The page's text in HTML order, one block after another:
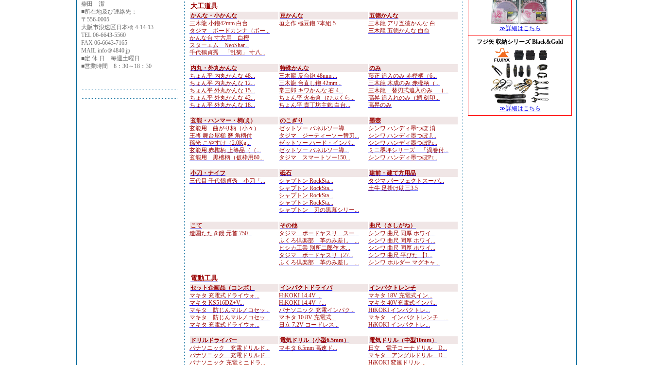
柴田 潔
■所在地及び連絡先：
〒556-0005
大阪市浪速区日本橋 4-14-13
TEL 06-6643-5560
FAX 06-6643-7165
MAIL info＠4840.jp
■定 休 日 毎週土曜日
■営業時間 8：30～18：30
大工道具
かんな・小かんな
三木龍 小鉋42mm 白台...
タジマ ボードカンナ（ボー...
かんな台 寸六用 白樫
スターエム NeoShar...
千代鶴貞秀 「乱菊」 寸八...
豆かんな
垣之作 極豆鉋 7本組 5...
五徳かんな
三木龍 アリ五徳かんな 白...
三木龍 五徳かんな 白台
内丸・外丸かんな
ちょん平 内丸かんな 48...
ちょん平 内丸かんな 12...
ちょん平 外丸かんな 15...
ちょん平 外丸かんな 42...
ちょん平 外丸かんな 18...
特殊かんな
三木龍 反台鉋 48mm ...
三木龍 台直し鉋 42mm...
常三郎 キワかんな 右 4...
ちょん平 火布倉（ひぶくら...
ちょん平 貴丁坊主鉋 白台...
のみ
藤正 追入のみ 赤樫柄（6...
三木龍 木成のみ 赤樫柄（...
三木龍 替刃式追入のみ （...
高昇 追入れのみ（鯛 刻印...
高昇のみ
玄能・ハンマー・柄(え)
玄能用 曲がり柄（小々）
王将 舞台屋槌 磨 角柄付
孫光 こやすけ（2.0Kg...
玄能用 赤樫柄 上等品（（...
玄能用 黒檀柄（仮枠用60...
のこぎり
ゼットソー パネルソー導...
タジマ ジーティーソー替刃...
ゼットソー ハード・インパ...
ゼットソー パネルソー導...
タジマ スマートソー150...
墨壺
シンワ ハンディ墨つぼ 消...
シンワ ハンディ墨つぼ J...
シンワ ハンディ墨つぼPr...
ミニ墨坪シリーズ 「渦巻付...
シンワ ハンディ墨つぼPr...
小刀・ナイフ
三代目 千代鶴貞秀 小刀「...
砥石
シャプトン RockSta...
シャプトン RockSta...
シャプトン RockSta...
シャプトン RockSta...
シャプトン 刃の黒幕シリー...
建前・建て方用品
タジマ パーフェクトスーパ...
土牛 足掛け助三3.5
こて
造園たたき鏝 元首 750...
その他
タジマ ボードヤスリ スー...
ふくろ倶楽部 革のみ差し ...
ヒシカ工業 別所二郎作 木...
タジマ ボードヤスリ（27...
ふくろ倶楽部 革のみ差し ...
曲尺（さしがね）
シンワ 曲尺 同厚 ホワイ...
シンワ 曲尺 同厚 ホワイ...
シンワ 曲尺 同厚 ホワイ...
シンワ 曲尺 平ぴた 【1...
シンワ ホルダー マグキャ...
電動工具
セット企画品（コンボ）
マキタ 充電式ドライウォ...
マキタ KS516DZ+V...
マキタ 防じんマルノコセッ...
マキタ 防じんマルノコセッ...
マキタ 充電式ドライウォ...
インパクトドライバ
HiKOKI 14.4V ...
HiKOKI 14.4V（...
パナソニック 充電インパク...
マキタ 10.8V 充電式...
日立 7.2V コードレス...
インパクトレンチ
マキタ 18V 充電式イン...
マキタ 40V充電式インパ...
HiKOKI インパクトレ...
マキタ インパクトレンチ ...
HiKOKI インパクトレ...
ドリルドライバー
パナソニック 充電ドリルド...
パナソニック 充電ドリルド...
パナソニック 充電ミニドラ...
電気ドリル（小型6.5mm）
マキタ 6.5mm 高速ド...
電気ドリル（中型10mm）
日立 電子コーナドリル D...
マキタ アングルドリル D...
HiKOKI 変速ドリル ...
≫詳細はこちら
フジ矢 収納シリーズ Black&Gold
≫詳細はこちら